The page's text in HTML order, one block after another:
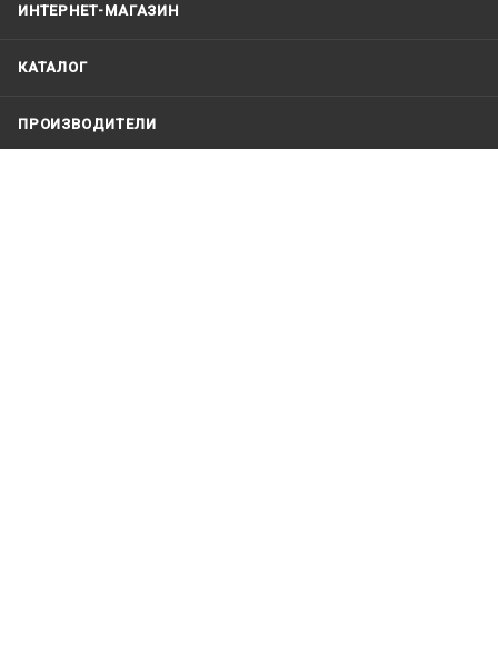
ИНТЕРНЕТ-МАГАЗИН
КАТАЛОГ
ПРОИЗВОДИТЕЛИ